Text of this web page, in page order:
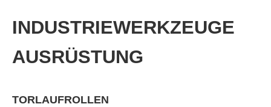
content
INDUSTRIEWERKZEUGE
AUSRÜSTUNG
TORLAUFROLLEN